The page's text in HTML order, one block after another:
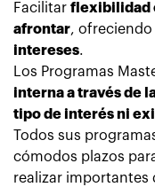
Facilitar flexibilidad
afrontar,
intereses.
Los Programas
interna a través de
tipo de interés ni
Todos sus
cómodos plazos
realizar importantes